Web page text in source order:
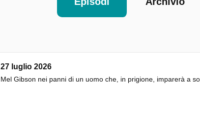
27 luglio 2026
Mel Gibson nei panni di un uomo che, in prigione, imparerà a